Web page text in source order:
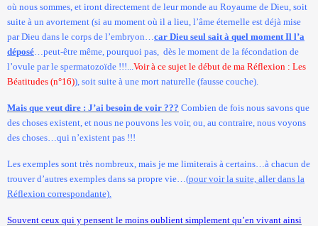
où nous sommes, et iront directement de leur monde au Royaume de Dieu, soit
suite à un avortement (si au moment où il a lieu, l’âme éternelle est déjà mise
par Dieu dans le corps de l’embryon… car Dieu seul sait à quel moment Il l’a
déposé …peut-être même, pourquoi pas, dès le moment de la fécondation de
l’ovule par le spermatozoïde !!!... Voir à ce sujet le début de ma Réflexion : Les
Béatitudes (n°16)), soit suite à une mort naturelle (fausse couche).
Mais que veut dire : J’ai besoin de voir ??? Combien de fois nous savons que
des choses existent, et nous ne pouvons les voir, ou, au contraire, nous voyons
des choses…qui n’existent pas !!!
Les exemples sont très nombreux, mais je me limiterais à certains…à chacun de
trouver d’autres exemples dans sa propre vie… (pour voir la suite, aller dans la
Réflexion correspondante).
Souvent ceux qui y pensent le moins oublient simplement qu’en vivant ainsi